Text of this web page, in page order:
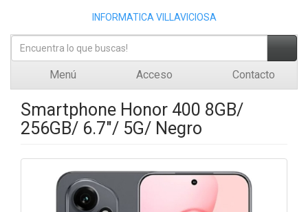
INFORMATICA VILLAVICIOSA
Menú Acceso Contacto
Smartphone Honor 400 8GB/
256GB/ 6.7"/ 5G/ Negro